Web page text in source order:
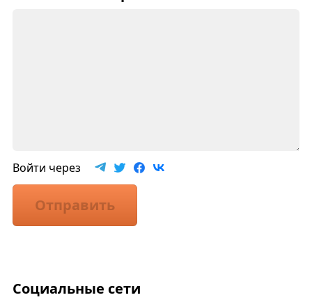
Войти через
Отправить
Социальные сети